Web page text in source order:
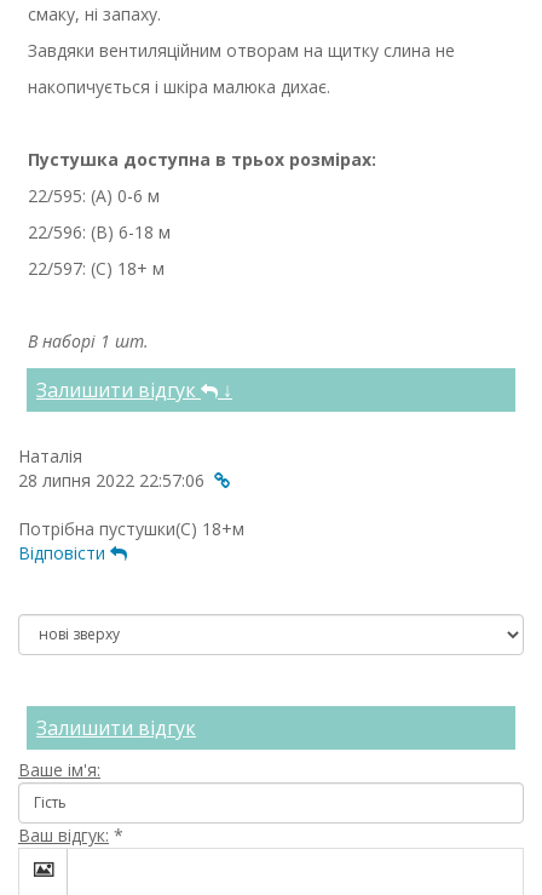
смаку, ні запаху.
Завдяки вентиляційним отворам на щитку слина не
накопичується і шкіра малюка дихає.
Пустушка доступна в трьох розмірах:
22/595: (А) 0-6 м
22/596: (В) 6-18 м
22/597: (C) 18+ м
В наборі 1 шт.
Залишити відгук ↓
Наталія
28 липня 2022 22:57:06
Потрібна пустушки(С) 18+м
Відповісти
Залишити відгук
Ваше ім'я:
Ваш відгук: *
